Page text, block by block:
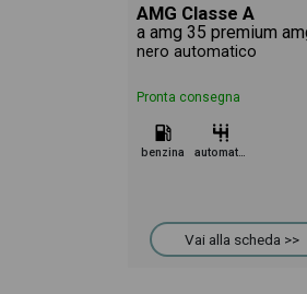
AMG Classe A
nero automatico
Pronta consegna
benzina automatico
Vai alla scheda >>